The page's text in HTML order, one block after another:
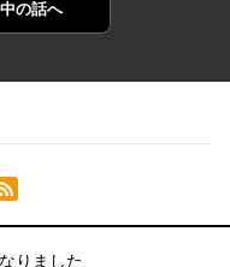
の話へ
ィード
りました